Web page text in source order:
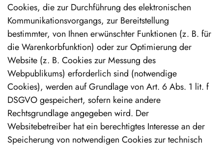
Cookies, die zur Durchführung des elektronischen
Kommunikationsvorgangs, zur Bereitstellung
bestimmter, von Ihnen erwünschter Funktionen (z. B. für
die Warenkorbfunktion) oder zur Optimierung der
Website (z. B. Cookies zur Messung des
Webpublikums) erforderlich sind (notwendige
Cookies), werden auf Grundlage von Art. 6 Abs. 1 lit. f
DSGVO gespeichert, sofern keine andere
Rechtsgrundlage angegeben wird. Der
Websitebetreiber hat ein berechtigtes Interesse an der
Speicherung von notwendigen Cookies zur technisch